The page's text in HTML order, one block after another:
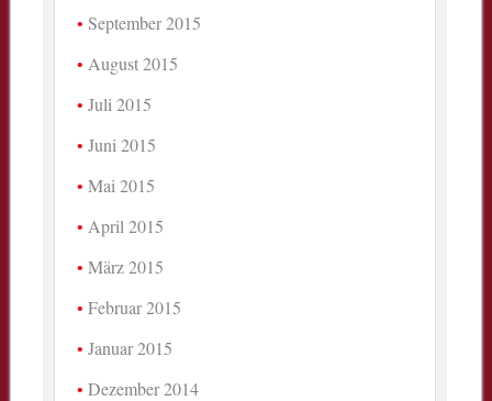
September 2015
August 2015
Juli 2015
Juni 2015
Mai 2015
April 2015
März 2015
Februar 2015
Januar 2015
Dezember 2014